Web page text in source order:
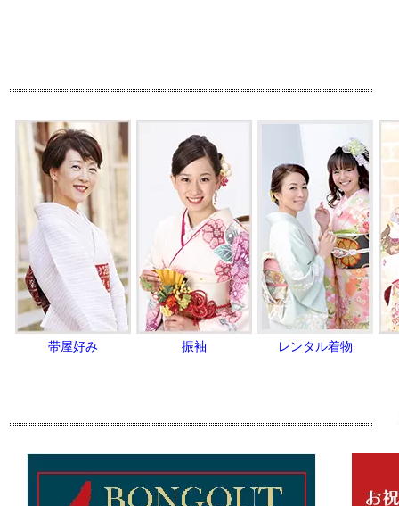
帯屋好み 振袖 レンタル着物